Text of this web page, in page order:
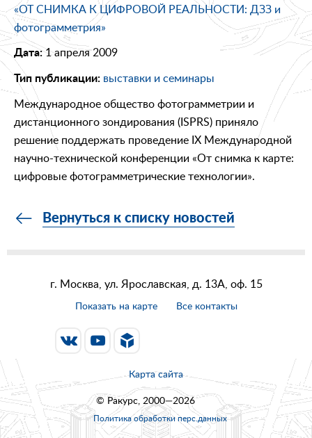
«ОТ СНИМКА К ЦИФРОВОЙ РЕАЛЬНОСТИ: ДЗЗ и
фотограмметрия»
Дата:1 апреля 2009
Тип публикации: выставки и семинары
Международное общество фотограмметрии и
дистанционного зондирования (ISPRS) приняло
решение поддержать проведение IX Международной
научно-технической конференции «От снимка к карте:
цифровые фотограмметрические технологии».
Вернуться к списку новостей
г. Москва, ул. Ярославская, д. 13А, оф. 15
Показать на карте Все контакты
Карта сайта
© Ракурс, 2000—2026
Политика обработки перс.данных